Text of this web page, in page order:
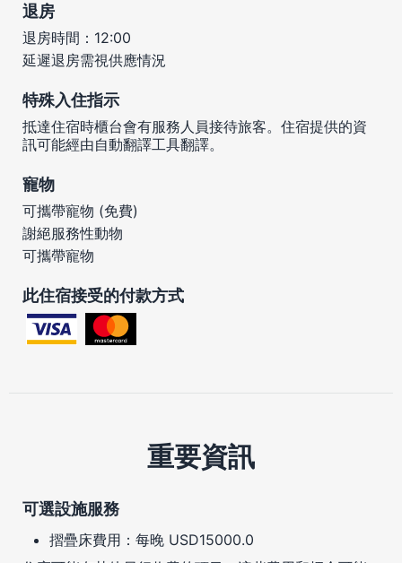
退房
退房時間：12:00
延遲退房需視供應情況
特殊入住指示
抵達住宿時櫃台會有服務人員接待旅客。住宿提供的資
訊可能經由自動翻譯工具翻譯。
寵物
可攜帶寵物 (免費)
謝絕服務性動物
可攜帶寵物
此住宿接受的付款方式
重要資訊
可選設施服務
摺疊床費用：每晚 USD15000.0